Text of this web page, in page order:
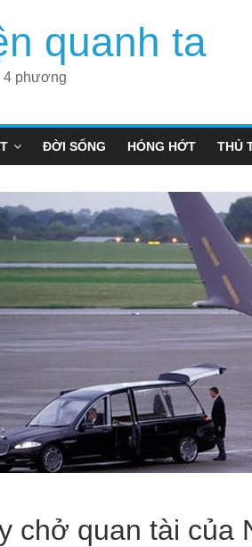
quanh ta
4 phương
ĐỜI SỐNG HÓNG HỚT THỦ
chở quan tài của